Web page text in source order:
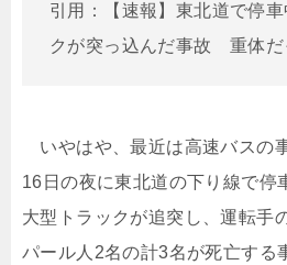
引用：【速報】東北道で停
クが突っ込んだ事故 重体だ
いやはや、最近は高速バスの
16日の夜に東北道の下り線で停
大型トラックが追突し、運転手
パール人2名の計3名が死亡する